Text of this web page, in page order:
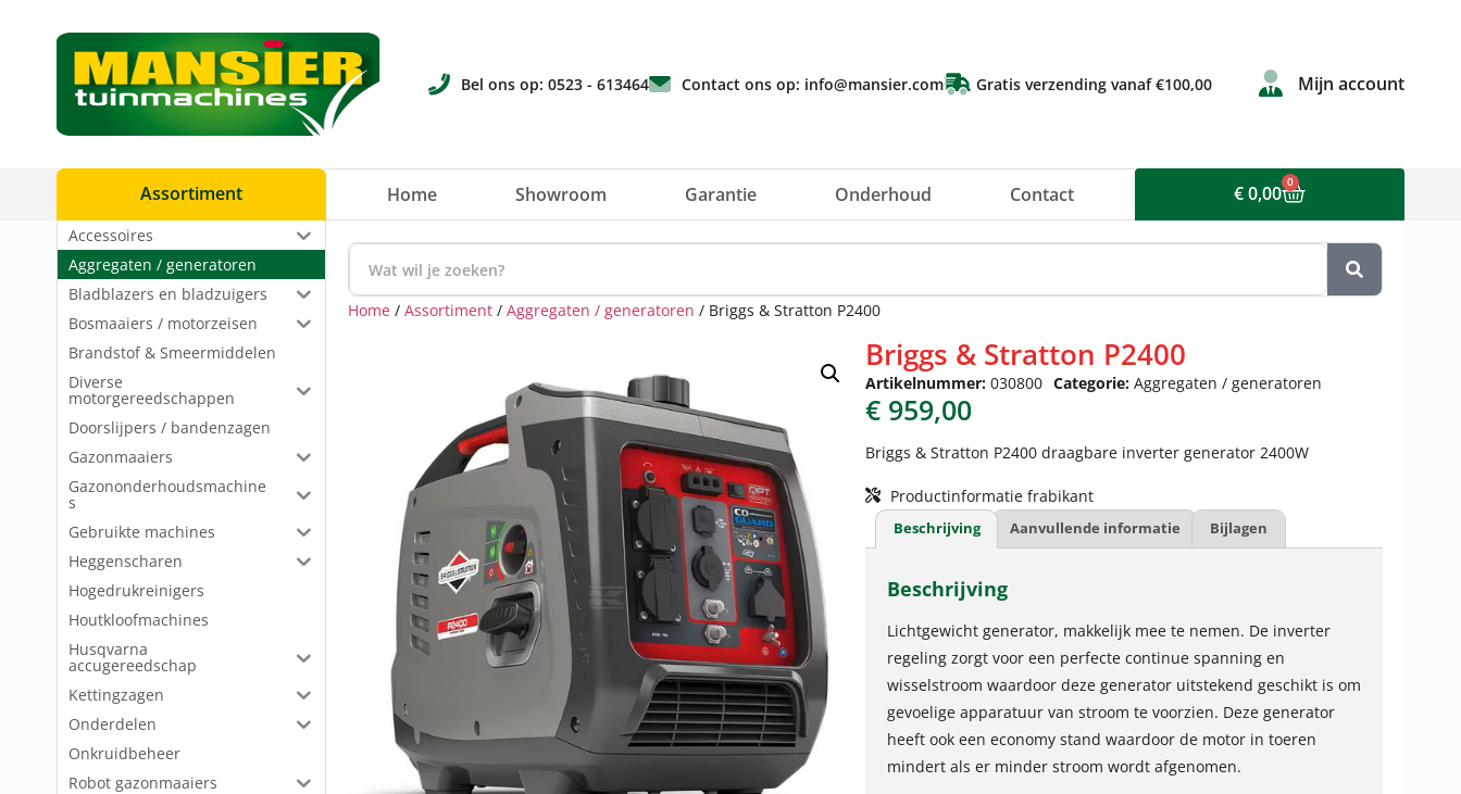
Bel ons op: 0523 - 613464 Contact ons op: info@mansier.com Gratis verzending vanaf €100,00 Mijn account
Assortiment Home Showroom Garantie Onderhoud Contact €0,00 0
Accessoires
Aggregaten / generatoren
Bladblazers en bladzuigers
Bosmaaiers / motorzeisen
Brandstof & Smeermiddelen
Diverse
motorgereedschappen
Doorslijpers / bandenzagen
Gazonmaaiers
Gazononderhoudsmachine
s
Gebruikte machines
Heggenscharen
Hogedrukreinigers
Houtkloofmachines
Husqvarna
accugereedschap
Kettingzagen
Onderdelen
Onkruidbeheer
Robot gazonmaaiers
Home / Assortiment / Aggregaten / generatoren / Briggs & Stratton P2400
Briggs & Stratton P2400
Artikelnummer: 030800 Categorie: Aggregaten / generatoren
€ 959,00
Briggs & Stratton P2400 draagbare inverter generator 2400W
Productinformatie frabikant
Beschrijving Aanvullende informatie Bijlagen
Beschrijving
Lichtgewicht generator, makkelijk mee te nemen. De inverter
regeling zorgt voor een perfecte continue spanning en
wisselstroom waardoor deze generator uitstekend geschikt is om
gevoelige apparatuur van stroom te voorzien. Deze generator
heeft ook een economy stand waardoor de motor in toeren
mindert als er minder stroom wordt afgenomen.